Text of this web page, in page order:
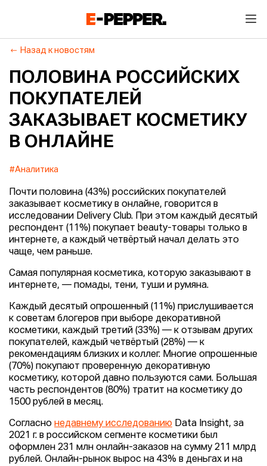
Назад к новостям
ПОЛОВИНА РОССИЙСКИХ
ПОКУПАТЕЛЕЙ
ЗАКАЗЫВАЕТ КОСМЕТИКУ
В ОНЛАЙНЕ
#Аналитика
Почти половина (43%) российских покупателей
заказывает косметику в онлайне, говорится в
исследовании Delivery Club. При этом каждый десятый
респондент (11%) покупает beauty-товары только в
интернете, а каждый четвёртый начал делать это
чаще, чем раньше.
Самая популярная косметика, которую заказывают в
интернете, — помады, тени, туши и румяна.
Каждый десятый опрошенный (11%) прислушивается
к советам блогеров при выборе декоративной
косметики, каждый третий (33%) — к отзывам других
покупателей, каждый четвёртый (28%) — к
рекомендациям близких и коллег. Многие опрошенные
(70%) покупают проверенную декоративную
косметику, которой давно пользуются сами. Большая
часть респондентов (80%) тратит на косметику до
1500 рублей в месяц.
Согласно недавнему исследованию Data Insight, за
2021 г. в российском сегменте косметики был
оформлен 231 млн онлайн-заказов на сумму 211 млрд
рублей. Онлайн-рынок вырос на 43% в деньгах и на